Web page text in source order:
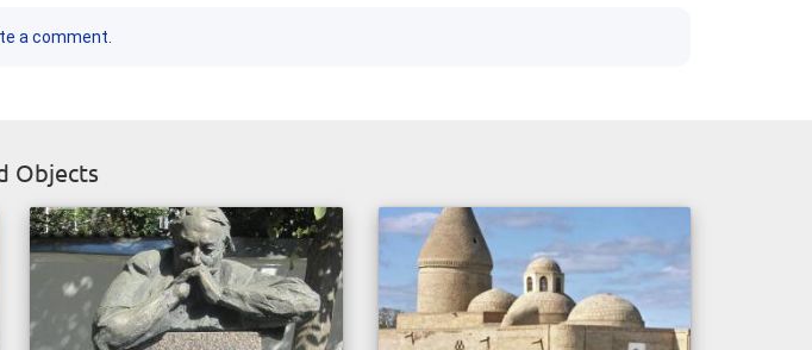
a comment.
Objects